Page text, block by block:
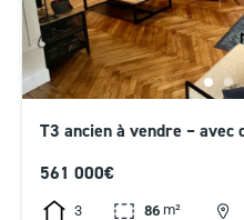
T3 ancien à vendre – avec
561 000€
3 86 m²